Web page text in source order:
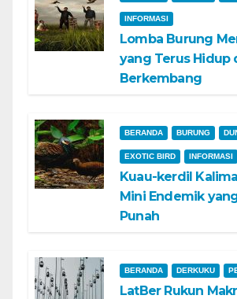
INFORMASI
Lomba Burung
yang Terus Hidup
Berkembang
BERANDA BURUNG
EXOTIC BIRD INFORMASI
Kuau-kerdil
Mini Endemik
Punah
BERANDA DERKUKU
LatBer Rukun